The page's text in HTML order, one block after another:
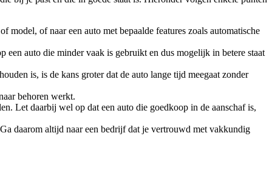
of naar een auto met bepaalde features zoals automatische
auto die minder vaak is gebruikt en dus mogelijk in betere staat
is, is de kans groter dat de auto lange tijd meegaat zonder
behoren werkt.
Let daarbij wel op dat een auto die goedkoop in de aanschaf is,
daarom altijd naar een bedrijf dat je vertrouwd met vakkundig